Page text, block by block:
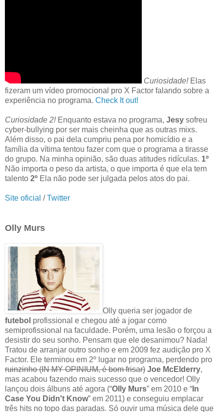
Curiosidade!Elas
fizeram um vídeo promocional pro X Factor falando sobre a
experiência no programa. Check It out!
Curiosidade 2!Enquanto estava no programa, Jesy sofreu
cyber-bullying por ser mais cheinha que as outras mixs.
Além disso, o pai dela cumpriu pena por homicídio e a
família da vítima tentou fazer com que o programa a tirasse
do grupo. Na minha opinião, são duas atitudes ridículas. 1º
Não importa o peso da artista, o que importa é que ela tem
talento 2º Ela não pode ser julgada pelos atos do pai.
Site oficial /Twitter
Olly Murs
Olly queria ser jogador de
futebol profissional e chegou até a jogar como
semiprofissional na faculdade. Porém, uma lesão o forçou a
desistir do seu sonho. Pensam que ele desanimou? Nada!
Tratou de arranjar outro sonho e em 2009 fez audição pro X
Factor. Ele terminou em 2º lugar no programa, perdendo pro
ruinzinho (IN MY OPINIUM, é bom frisar) Joe McElderry,
mas acabou fazendo mais sucesso que o vencedor! Olly
lançou dois álbuns até agora (“Olly Murs” em 2010 e “ In
Case You Didn't Know” em 2011) e conseguiu emplacar
três hits no topo das paradas. Só ouvir uma música dele que